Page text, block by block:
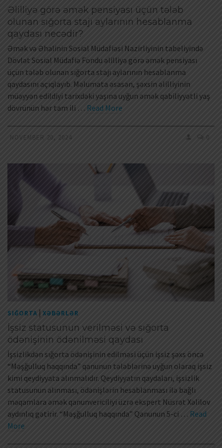
Əlilliyə görə əmək pensiyası üçün tələb
olunan sığorta stajı aylarının hesablanma
qaydası necədir?
Əmək və Əhalinin Sosial Müdafiəsi Nazirliyinin tabeliyində
Dövlət Sosial Müdafiə Fondu əlilliyə görə əmək pensiyası
üçün tələb olunan sığorta stajı aylarının hesablanma
qaydasını açıqlayıb. Məlumata əsasən, şəxsin əlilliyinin
müəyyən edildiyi tarixdəki yaşına uyğun əmək qabiliyyətli yaş
dövrünün hər tam ili … Read More
NOVEMBER 20, 2024 0
SIĞORTA | XƏBƏRLƏR
İşsiz statusunun verilməsi və sığorta
ödənişinin ödənilməsi qaydası
İşsizlikdən sığorta ödənişinin edilməsi üçün işsiz şəxs öncə
“Məşğulluq haqqında” qanunun tələblərinə uyğun olaraq işsiz
kimi qeydiyyata alınmalıdır. Qeydiyyatın qaydaları, işsizlik
statusunun alınması, ödənişlərin hesablanması ilə bağlı
məqamlara əmək qanunvericiliyi üzrə ekspert Nüsrət Xəlilov
aydınlıq gətirir. “Məşğulluq haqqında” Qanunun 5-ci … Read
More